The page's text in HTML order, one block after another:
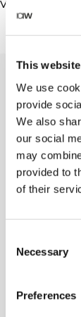
This
We use
provide
We also
our social
may
provided to
of their
Selection
Necessary
Preferences
Vergelijkbare